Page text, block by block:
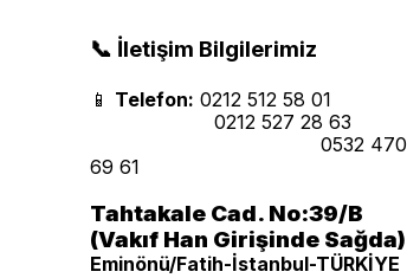
📞 İletişim Bilgilerimiz
📱 Telefon: 0212 512 58 01
0212 527 28 63
0532 470
69 61
Tahtakale Cad. No:39/B
(Vakıf Han Girişinde Sağda)
Eminönü/Fatih-İstanbul-TÜRKİYE